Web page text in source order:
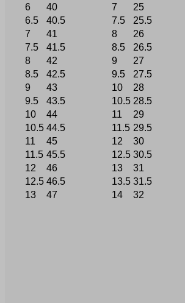
6
40 7
25
6.5
40.5 7.5
25.5
7
41 8
26
7.5
41.5 8.5
26.5
8
42 9
27
8.5
42.5 9.5
27.5
9
43 10
28
9.5
43.5 10.5 28.5
10
44 11
29
10.5 44.5 11.5 29.5
11
45 12
30
11.5 45.5 12.5 30.5
12
46 13
31
12.5 46.5 13.5 31.5
13
47 14 32